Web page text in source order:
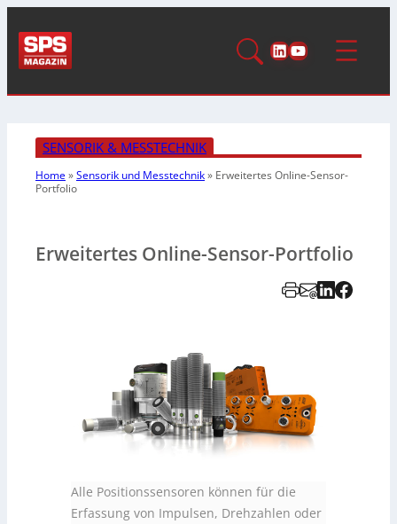
LinkedIn
YouTube
SENSORIK & MESSTECHNIK
Home»Sensorik und Messtechnik» Erweitertes Online-Sensor-
Portfolio
Erweitertes Online-Sensor-Portfolio
Alle Positionssensoren können für die
Erfassung von Impulsen, Drehzahlen oder